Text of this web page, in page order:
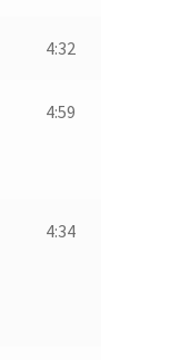
4:32
4:59
4:34